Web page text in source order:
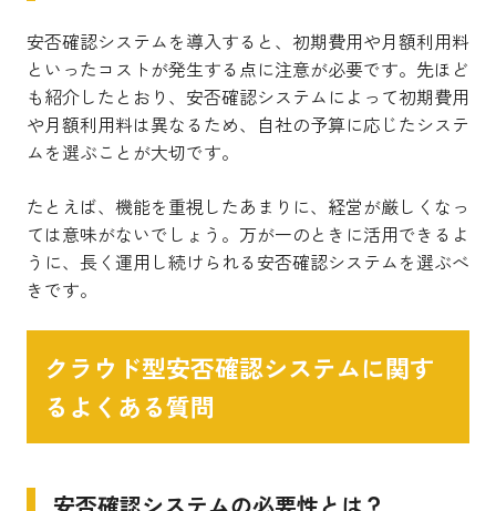
安否確認システムを導入すると、初期費用や月額利用料
といったコストが発生する点に注意が必要です。先ほど
も紹介したとおり、安否確認システムによって初期費用
や月額利用料は異なるため、自社の予算に応じたシステ
ムを選ぶことが大切です。
たとえば、機能を重視したあまりに、経営が厳しくなっ
ては意味がないでしょう。万が一のときに活用できるよ
うに、長く運用し続けられる安否確認システムを選ぶべ
きです。
クラウド型安否確認システムに関す
るよくある質問